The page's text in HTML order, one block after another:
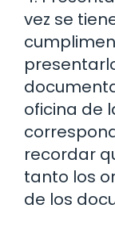
vez se
oficina de
recordar
tanto los
de los